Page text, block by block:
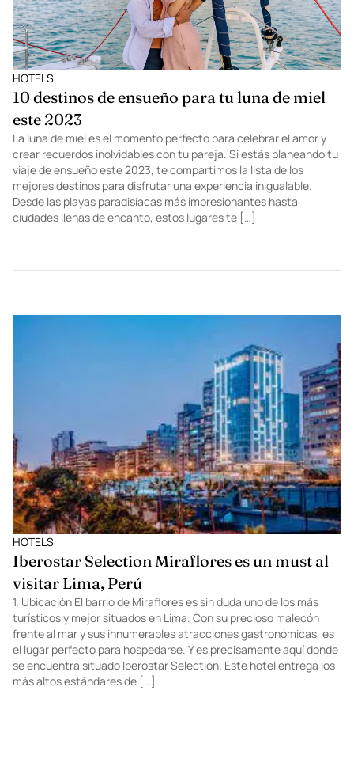
HOTELS
10 destinos de ensueño para tu luna de miel
este 2023
La luna de miel es el momento perfecto para celebrar el amor y
crear recuerdos inolvidables con tu pareja. Si estás planeando tu
viaje de ensueño este 2023, te compartimos la lista de los
mejores destinos para disfrutar una experiencia inigualable.
Desde las playas paradisíacas más impresionantes hasta
ciudades llenas de encanto, estos lugares te […]
HOTELS
Iberostar Selection Miraflores es un must al
visitar Lima, Perú
1. Ubicación El barrio de Miraflores es sin duda uno de los más
turísticos y mejor situados en Lima. Con su precioso malecón
frente al mar y sus innumerables atracciones gastronómicas, es
el lugar perfecto para hospedarse. Y es precisamente aquí donde
se encuentra situado Iberostar Selection. Este hotel entrega los
más altos estándares de […]